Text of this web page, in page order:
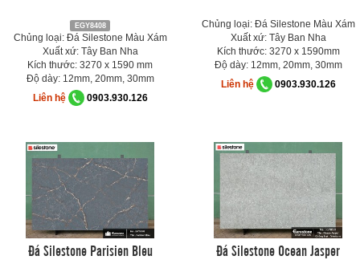
EGY8408
Chủng loại: Đá Silestone Màu Xám
Xuất xứ: Tây Ban Nha
Kích thước: 3270 x 1590 mm
Độ dày: 12mm, 20mm, 30mm
Liên hệ
0903.930.126
Chủng loại: Đá Silestone Màu Xám
Xuất xứ: Tây Ban Nha
Kích thước: 3270 x 1590mm
Độ dày: 12mm, 20mm, 30mm
Liên hệ
0903.930.126
Đá Silestone Parisien Bleu Đá Silestone Ocean Jasper